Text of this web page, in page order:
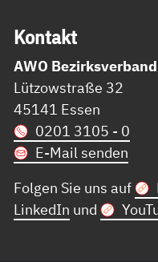
Kon­takt
AWO
Lützowstraße 32
45141 Essen
0201 3105 - 0
E-Mail senden
Folgen Sie uns auf
LinkedIn und